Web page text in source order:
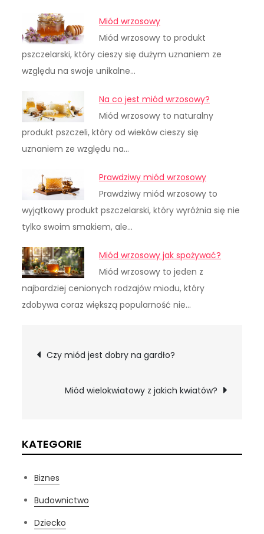
Miód wrzosowy
Miód wrzosowy to produkt
pszczelarski, który cieszy się dużym uznaniem ze
względu na swoje unikalne…
Na co jest miód wrzosowy?
Miód wrzosowy to naturalny
produkt pszczeli, który od wieków cieszy się
uznaniem ze względu na…
Prawdziwy miód wrzosowy
Prawdziwy miód wrzosowy to
wyjątkowy produkt pszczelarski, który wyróżnia się nie
tylko swoim smakiem, ale…
Miód wrzosowy jak spożywać?
Miód wrzosowy to jeden z
najbardziej cenionych rodzajów miodu, który
zdobywa coraz większą popularność nie…
Nawigacja
wpisu
Czy miód jest dobry na gardło?
Miód wielokwiatowy z jakich kwiatów?
KATEGORIE
Biznes
Budownictwo
Dziecko